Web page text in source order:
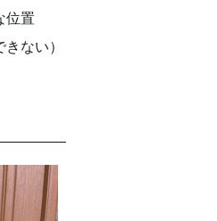
位置
ない）